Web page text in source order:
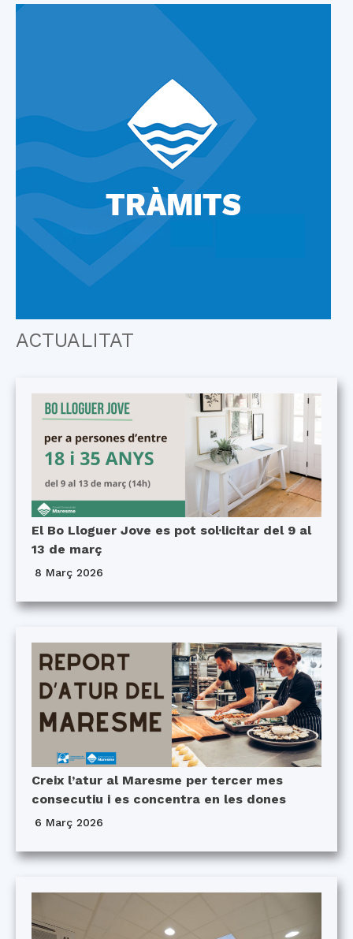
ACTUALITAT
El Bo Lloguer Jove es pot sol·licitar del 9 al
13 de març
8 Març 2026
Creix l’atur al Maresme per tercer mes
consecutiu i es concentra en les dones
6 Març 2026